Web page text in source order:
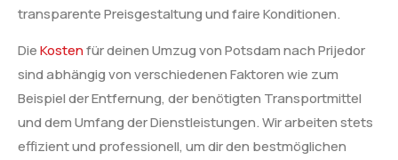
transparente Preisgestaltung und faire Konditionen.
DieKostenfür deinen Umzug von Potsdam nach Prijedor
sind abhängig von verschiedenen Faktoren wie zum
Beispiel der Entfernung, der benötigten Transportmittel
und dem Umfang der Dienstleistungen. Wir arbeiten stets
effizient und professionell, um dir den bestmöglichen